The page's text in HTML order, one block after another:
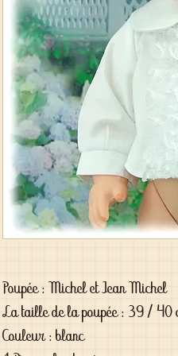
Poupée : Michel et Jean Michel
La taille de la poupée : 39 / 40
Couleur : blanc